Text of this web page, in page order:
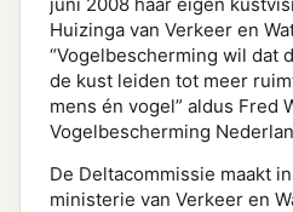
Huizinga van Verkeer en
“Vogelbescherming wil dat
de kust leiden tot meer
mens én vogel” aldus Fred
Vogelbescherming
De Deltacommissie maakt
ministerie van Verkeer en